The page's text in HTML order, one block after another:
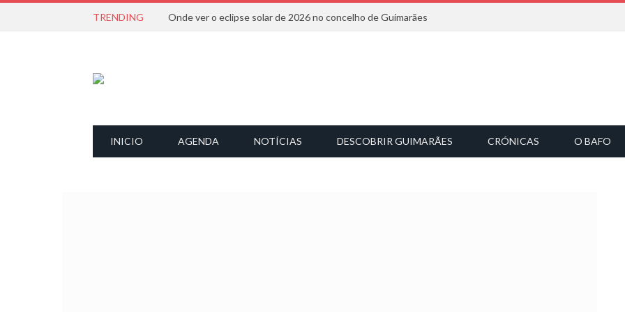
TRENDING Onde ver o eclipse solar de 2026 no concelho de Guimarães
INICIO AGENDA NOTÍCIAS DESCOBRIR GUIMARÃES CRÓNICAS O BAFO